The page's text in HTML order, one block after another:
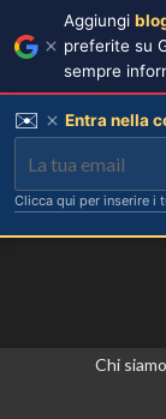
Chi
Aggiungi
preferite su
sempre
✉️ Entra nella
Clicca qui per inserire i